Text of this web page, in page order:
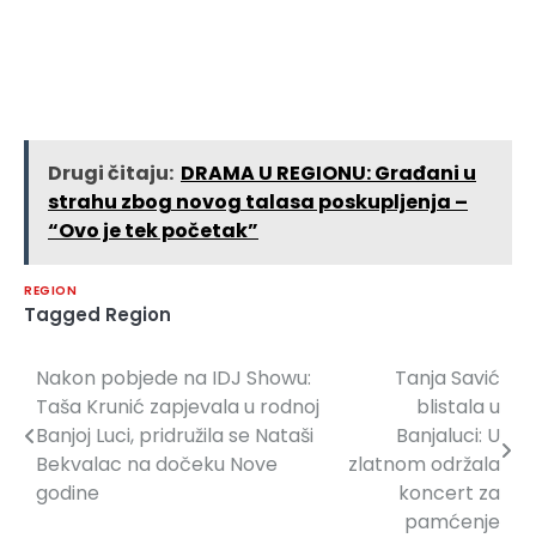
Drugi čitaju: DRAMA U REGIONU: Građani u
strahu zbog novog talasa poskupljenja –
“Ovo je tek početak”
REGION
Tagged Region
Navigacija
članaka
Nakon pobjede na IDJ Showu:
Taša Krunić zapjevala u rodnoj
Banjoj Luci, pridružila se Nataši
Bekvalac na dočeku Nove
godine
Tanja Savić
blistala u
Banjaluci: U
zlatnom održala
koncert za
pamćenje